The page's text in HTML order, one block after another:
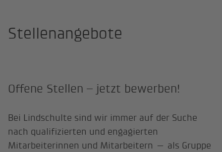
Stellenangebote
Offene Stellen – jetzt bewerben!
Bei Lindschulte sind wir immer auf der Suche
nach qualifizierten und engagierten
Mitarbeiterinnen und Mitarbeitern — als Gruppe